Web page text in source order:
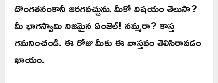
దొంగతనంకానీ జరగవచ్చును. మీకో విషయం తెలుసా?
మీ భాగస్వామి నిజమైన ఏంజెల్! నమ్మరా? కాస్త
గమనించండి. ఈ రోజు మీకు ఈ వాస్తవం తెలిసిరావడం
ఖాయం.